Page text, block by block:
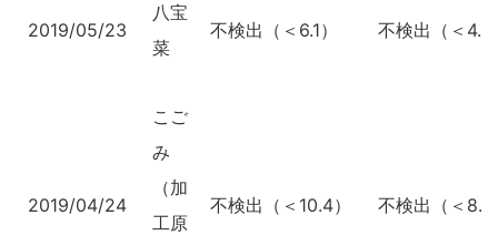
2019/05/23
八宝
菜
不検出（＜6.1） 不検出（＜4.6
2019/04/24
こご
み
（加
工原
不検出（＜10.4） 不検出（＜8.1